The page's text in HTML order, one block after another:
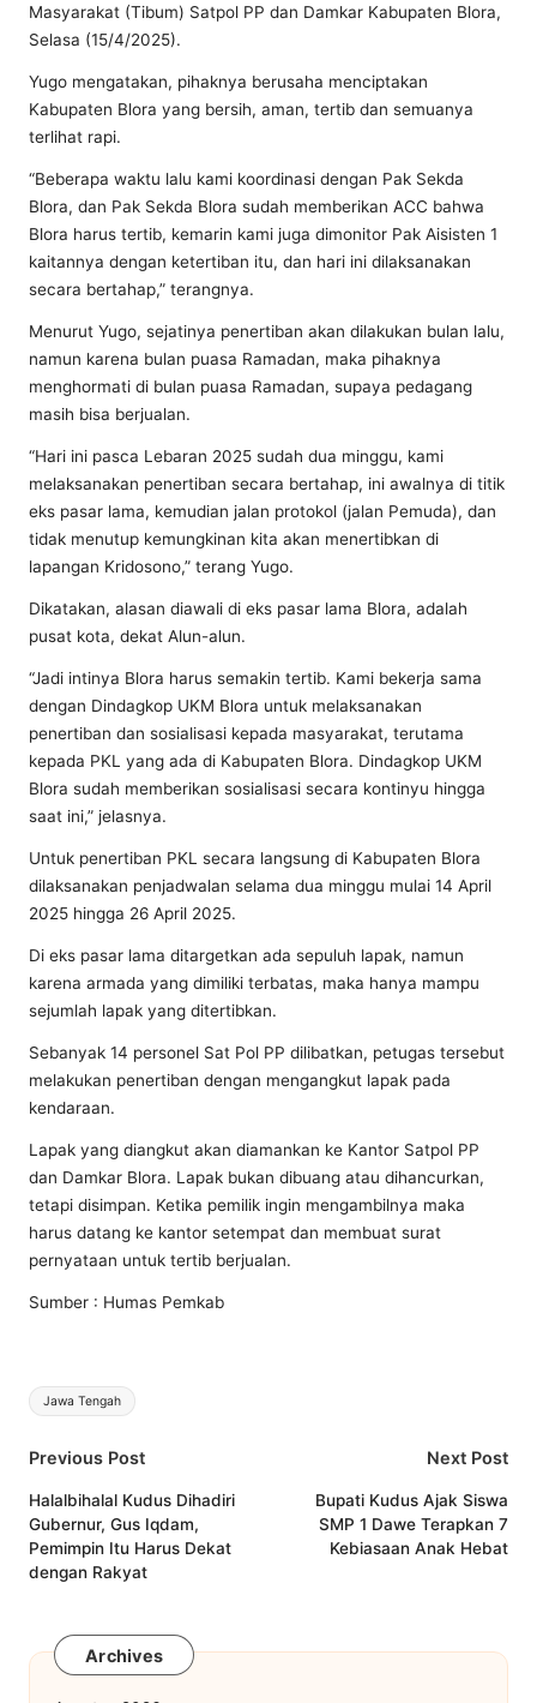
Masyarakat (Tibum) Satpol PP dan Damkar Kabupaten Blora,
Selasa (15/4/2025).
Yugo mengatakan, pihaknya berusaha menciptakan
Kabupaten Blora yang bersih, aman, tertib dan semuanya
terlihat rapi.
“Beberapa waktu lalu kami koordinasi dengan Pak Sekda
Blora, dan Pak Sekda Blora sudah memberikan ACC bahwa
Blora harus tertib, kemarin kami juga dimonitor Pak Aisisten 1
kaitannya dengan ketertiban itu, dan hari ini dilaksanakan
secara bertahap,” terangnya.
Menurut Yugo, sejatinya penertiban akan dilakukan bulan lalu,
namun karena bulan puasa Ramadan, maka pihaknya
menghormati di bulan puasa Ramadan, supaya pedagang
masih bisa berjualan.
“Hari ini pasca Lebaran 2025 sudah dua minggu, kami
melaksanakan penertiban secara bertahap, ini awalnya di titik
eks pasar lama, kemudian jalan protokol (jalan Pemuda), dan
tidak menutup kemungkinan kita akan menertibkan di
lapangan Kridosono,” terang Yugo.
Dikatakan, alasan diawali di eks pasar lama Blora, adalah
pusat kota, dekat Alun-alun.
“Jadi intinya Blora harus semakin tertib. Kami bekerja sama
dengan Dindagkop UKM Blora untuk melaksanakan
penertiban dan sosialisasi kepada masyarakat, terutama
kepada PKL yang ada di Kabupaten Blora. Dindagkop UKM
Blora sudah memberikan sosialisasi secara kontinyu hingga
saat ini,” jelasnya.
Untuk penertiban PKL secara langsung di Kabupaten Blora
dilaksanakan penjadwalan selama dua minggu mulai 14 April
2025 hingga 26 April 2025.
Di eks pasar lama ditargetkan ada sepuluh lapak, namun
karena armada yang dimiliki terbatas, maka hanya mampu
sejumlah lapak yang ditertibkan.
Sebanyak 14 personel Sat Pol PP dilibatkan, petugas tersebut
melakukan penertiban dengan mengangkut lapak pada
kendaraan.
Lapak yang diangkut akan diamankan ke Kantor Satpol PP
dan Damkar Blora. Lapak bukan dibuang atau dihancurkan,
tetapi disimpan. Ketika pemilik ingin mengambilnya maka
harus datang ke kantor setempat dan membuat surat
pernyataan untuk tertib berjualan.
Sumber : Humas Pemkab
Tags:
Jawa Tengah
Post
navigation
Previous Post
Halalbihalal Kudus Dihadiri
Gubernur, Gus Iqdam,
Pemimpin Itu Harus Dekat
dengan Rakyat
Next Post
Bupati Kudus Ajak Siswa
SMP 1 Dawe Terapkan 7
Kebiasaan Anak Hebat
Archives